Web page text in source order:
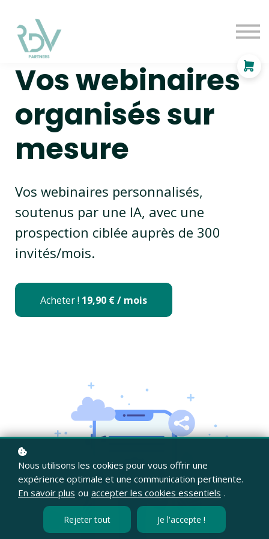
BLOG
Se connecter
Vos webinaires
organisés sur
mesure
Vos webinaires personnalisés,
soutenus par une IA, avec une
prospection ciblée auprès de 300
invités/mois.
Acheter ! 19,90 € / mois
Nous utilisons les cookies pour vous offrir une
expérience optimale et une communication pertinente.
En savoir plus ou accepter les cookies essentiels .
Rejeter tout Je l'accepte !